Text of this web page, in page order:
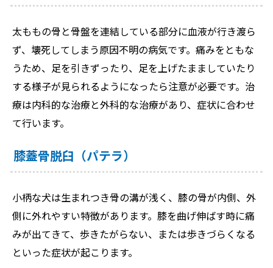
太ももの骨と骨盤を連結している部分に血液が行き渡ら
ず、壊死してしまう原因不明の病気です。痛みをともな
うため、足を引きずったり、足を上げたまましていたり
する様子が見られるようになったら注意が必要です。治
療は内科的な治療と外科的な治療があり、症状に合わせ
て行います。
膝蓋骨脱臼（パテラ）
小柄な犬は生まれつき骨の溝が浅く、膝の骨が内側、外
側に外れやすい特徴があります。膝を曲げ伸ばす時に痛
みが出てきて、歩きたがらない、または歩きづらくなる
といった症状が起こります。